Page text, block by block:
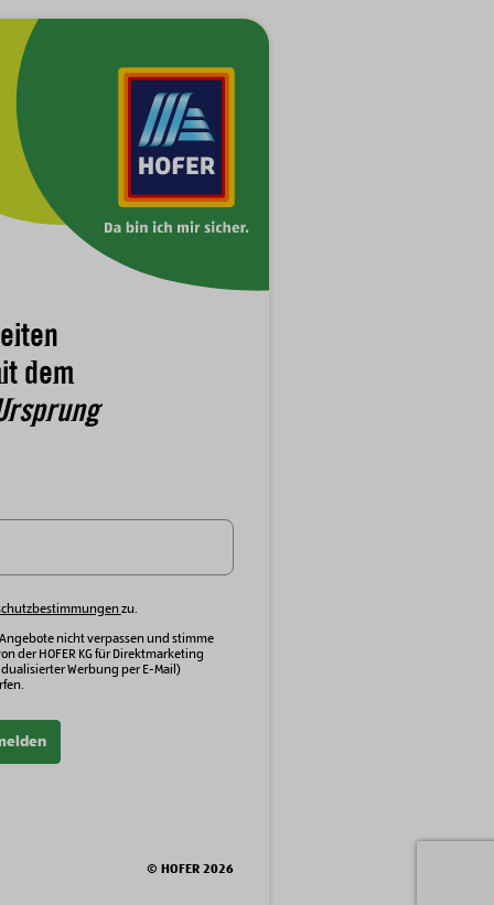
dem
zu.
nicht verpassen und stimme
der HOFER KG für Direktmarketing
Werbung per E-Mail)
© HOFER 2026